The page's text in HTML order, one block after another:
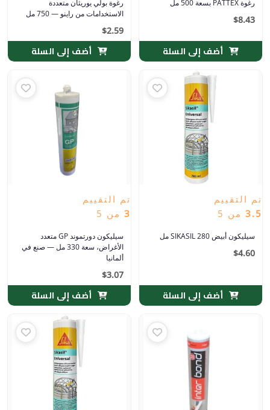
رغوة PATTEX بسعة 500 مل
$8.43
أضف إلى السلة
رغوة بولي يوريثان متعددة
الاستخدامات من راينو — 750 مل
$2.59
أضف إلى السلة
تم التقييم
3.5 من 5
سيليكون أبيض SIKASIL 280 مل
$4.60
أضف إلى السلة
تم التقييم
3 من 5
سيليكون دورتموند GP متعدد
الأغراض، سعة 330 مل — صنع في
ألمانيا
$3.07
أضف إلى السلة